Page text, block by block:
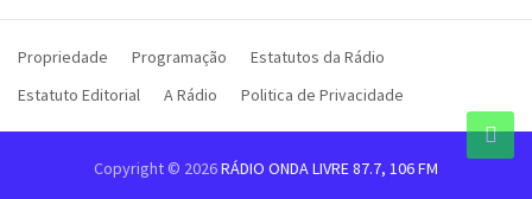
Propriedade Programação
Estatutos da Rádio
Estatuto Editorial
A Rádio Politica de Privacidade
Copyright © 2026RÁDIO ONDA LIVRE 87.7, 106 FM